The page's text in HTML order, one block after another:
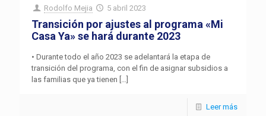
Rodolfo Mejia 5 abril 2023
Transición por ajustes al programa «Mi
Casa Ya» se hará durante 2023
• Durante todo el año 2023 se adelantará la etapa de
transición del programa, con el fin de asignar subsidios a
las familias que ya tienen […]
Leer más